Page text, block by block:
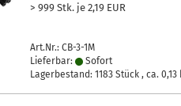
> 999 Stk. je 2,19 EUR
Art.Nr.: CB-3-1M
Lieferbar:
Sofort
Lagerbestand: 1183 Stück , ca.0,13